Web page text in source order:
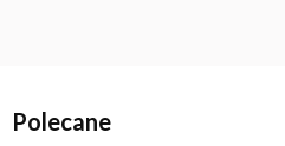
Polecane